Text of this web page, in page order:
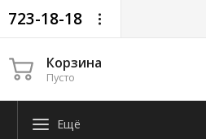
723-18-18
Корзина
Пусто
Ещё